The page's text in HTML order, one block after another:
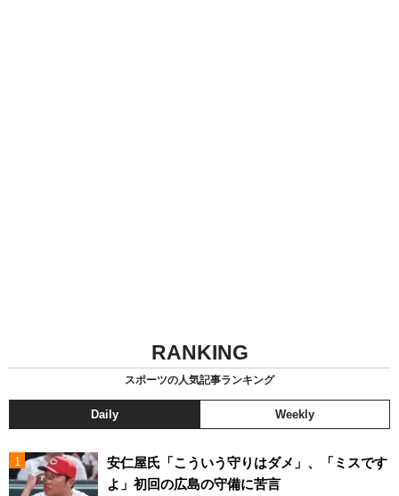
RANKING
スポーツの人気記事ランキング
Daily Weekly
安仁屋氏「こういう守りはダメ」、「ミスです
よ」初回の広島の守備に苦言